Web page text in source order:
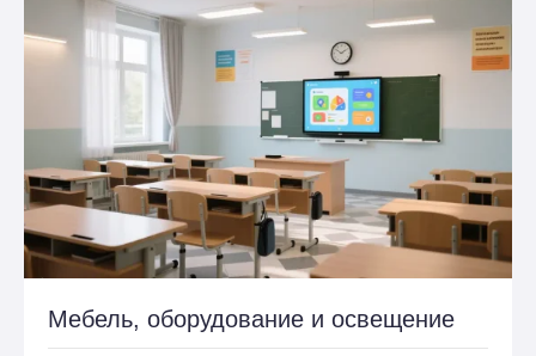
Мебель, оборудование и освещение